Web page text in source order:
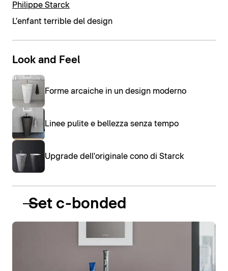
Philippe Starck
L'enfant terrible del design
Look and Feel
Forme arcaiche in un design moderno
Linee pulite e bellezza senza tempo
Upgrade dell'originale cono di Starck
Set c-bonded